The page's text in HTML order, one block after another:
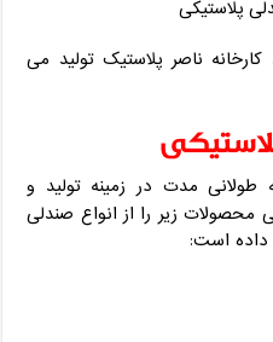
ناصر پلاستیک تولید می
طولانی مدت در زمینه تولید و
محصولات زیر را از انواع صندلی
داده است: